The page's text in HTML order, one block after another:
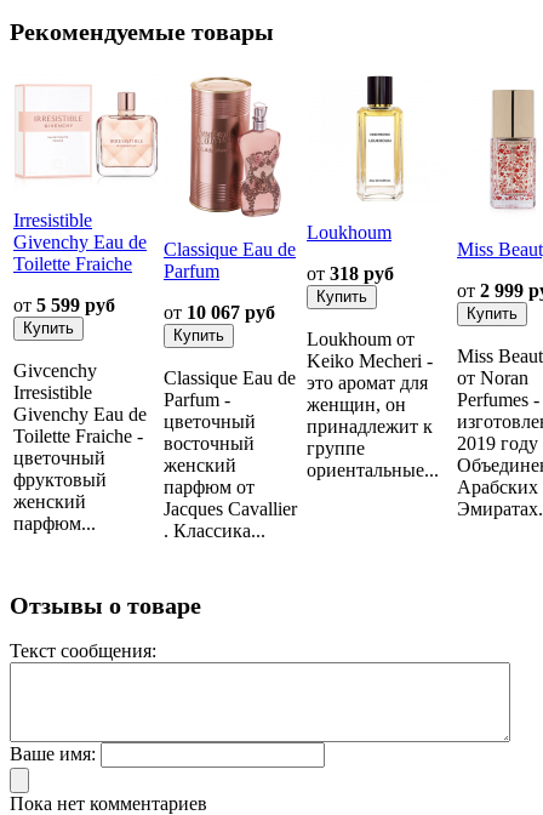
Рекомендуемые товары
Irresistible
Givenchy Eau de
Toilette Fraiche
от 5 599 руб
Givcenchy
Irresistible
Givenchy Eau de
Toilette Fraiche -
цветочный
фруктовый
женский
парфюм...
Classique Eau de
Parfum
от 10 067 руб
Classique Eau de
Parfum -
цветочный
восточный
женский
парфюм от
Jacques Cavallier
. Классика...
Loukhoum
от 318 руб
Loukhoum от
Keiko Mecheri -
это аромат для
женщин, он
принадлежит к
группе
ориентальные...
Miss
от 2 999
Miss
от Noran
Perfumes -
2019 году
Арабских
Отзывы о товаре
Текст сообщения:
Ваше имя:
Пока нет комментариев